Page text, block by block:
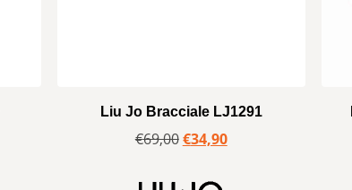
Liu Jo Bracciale LJ1291
€69,00€34,90